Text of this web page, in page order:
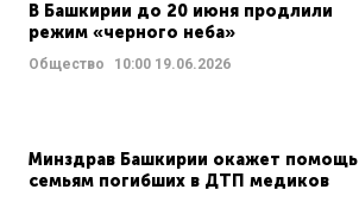
В Башкирии до 20 июня продлили
режим «черного неба»
Общество 10:00 19.06.2026
Минздрав Башкирии окажет помощь
семьям погибших в ДТП медиков